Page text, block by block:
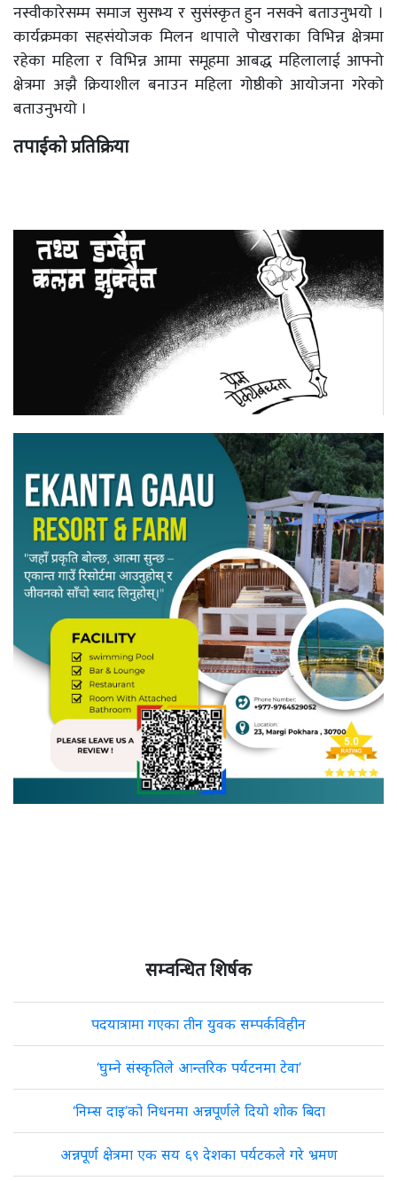
नस्वीकारेसम्म समाज सुसभ्य र सुसंस्कृत हुन नसक्ने बताउनुभयो ।
कार्यक्रमका सहसंयोजक मिलन थापाले पोखराका विभिन्न क्षेत्रमा
रहेका महिला र विभिन्न आमा समूहमा आबद्ध महिलालाई आफ्नो
क्षेत्रमा अझै क्रियाशील बनाउन महिला गोष्ठीको आयोजना गरेको
बताउनुभयो ।
तपाईको प्रतिक्रिया
सम्वन्धित शिर्षक
पदयात्रामा गएका तीन युवक सम्पर्कविहीन
‘घुम्ने संस्कृतिले आन्तरिक पर्यटनमा टेवा’
‘निम्स दाइ’को निधनमा अन्नपूर्णले दियो शोक बिदा
अन्नपूर्ण क्षेत्रमा एक सय ६९ देशका पर्यटकले गरे भ्रमण